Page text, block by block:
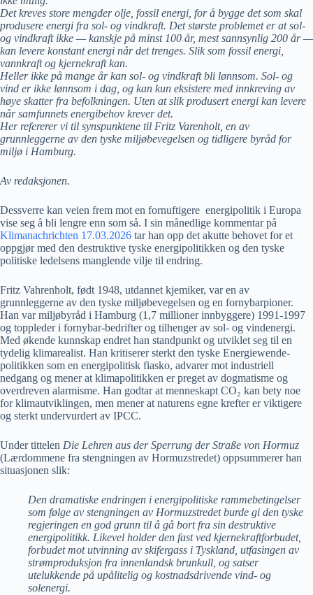
Det kreves store mengder olje, fossil energi, for å bygge det som skal
produsere energi fra sol- og vindkraft. Det største problemet er at sol-
og vindkraft ikke — kanskje på minst 100 år, mest sannsynlig 200 år —
kan levere konstant energi når det trenges. Slik som fossil energi,
vannkraft og kjernekraft kan.
Heller ikke på mange år kan sol- og vindkraft bli lønnsom. Sol- og
vind er ikke lønnsom i dag, og kan kun eksistere med innkreving av
høye skatter fra befolkningen. Uten at slik produsert energi kan levere
når samfunnets energibehov krever det.
Her refererer vi til synspunktene til Fritz Varenholt, en av
grunnleggerne av den tyske miljøbevegelsen og tidligere byråd for
miljø i Hamburg.
Av redaksjonen.
Dessverre kan veien frem mot en fornuftigere energipolitik i Europa
vise seg å bli lengre enn som så. I sin månedlige kommentar på
Klimanachrichten 17.03.2026 tar han opp det akutte behovet for et
oppgjør med den destruktive tyske energipolitikken og den tyske
politiske ledelsens manglende vilje til endring.
Fritz Vahrenholt, født 1948, utdannet kjemiker, var en av
grunnleggerne av den tyske miljøbevegelsen og en fornybarpioner.
Han var miljøbyråd i Hamburg (1,7 millioner innbyggere) 1991-1997
og toppleder i fornybar-bedrifter og tilhenger av sol- og vindenergi.
Med økende kunnskap endret han standpunkt og utviklet seg til en
tydelig klimarealist. Han kritiserer sterkt den tyske Energiewende-
politikken som en energipolitisk fiasko, advarer mot industriell
nedgang og mener at klimapolitikken er preget av dogmatisme og
overdreven alarmisme. Han godtar at menneskapt CO₂ kan bety noe
for klimautviklingen, men mener at naturens egne krefter er viktigere
og sterkt undervurdert av IPCC.
Under tittelen Die Lehren aus der Sperrung der Straße von Hormuz
(Lærdommene fra stengningen av Hormuzstredet) oppsummerer han
situasjonen slik:
Den dramatiske endringen i energipolitiske rammebetingelser
som følge av stengningen av Hormuzstredet burde gi den tyske
regjeringen en god grunn til å gå bort fra sin destruktive
energipolitikk. Likevel holder den fast ved kjernekraftforbudet,
forbudet mot utvinning av skifergass i Tyskland, utfasingen av
strømproduksjon fra innenlandsk brunkull, og satser
utelukkende på upålitelig og kostnadsdrivende vind- og
solenergi.